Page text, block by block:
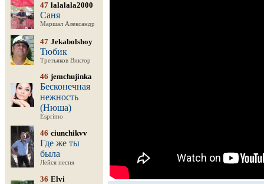
47 lalalala2000
Саня
Маршал Александр
47 Jekabolshoy
Тюбик
Третьяков Виктор
46 jemchujinka
Бесконечная
нежность
(Нюша)
Esprimo
46 ciunchikvv
Где же ты
была
Лейся песня
36 Elvi